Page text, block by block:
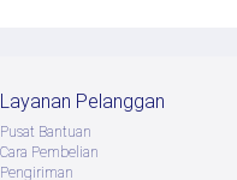
Layanan Pelanggan
Pusat Bantuan
Cara Pembelian
Pengiriman